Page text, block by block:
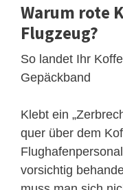
Warum rote
Flugzeug?
So landet Ihr
Gepäckband
Klebt ein
quer über dem
vorsichtig